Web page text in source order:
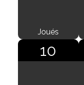
Joués
10